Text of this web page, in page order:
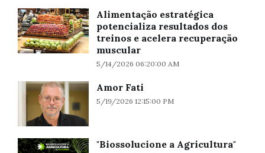
Alimentação estratégica
potencializa resultados dos
treinos e acelera recuperação
muscular
5/14/2026 06:20:00 AM
Amor Fati
5/19/2026 12:15:00 PM
"Biossolucione a Agricultura"